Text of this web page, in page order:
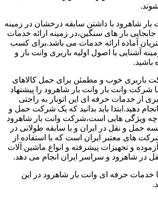
بار شاهرود با داشتن سابقه درخشان در زمینه
بار های سنگین،در زمینه ارائه خدمات
آماده ارائه خدمات می باشد.برای کسب
آشنایی با اصول اولیه باربری وانت بار و
باشید.
باربری خوب و مطمئن برای حمل کالاهای
شرکت وانت بار وانت بار شاهرود را پیشنهاد
از خدمات حرفه ای این اتوبار به راحتی
دهید.ابتدا باید بدانید که یک شرکت حمل و
چه ویژگی هایی است،شرکت وانت بار شاهرود
حمل و نقل در ایران و با سابقه طولانی در
های معتبر ایران است که با استفاده از
و تجهیزات پیشرفته و انواع ماشین آلات
در شاهرود و سراسر ایران انجام می دهد.
خدمات حرفه ای وانت بار شاهرود در این